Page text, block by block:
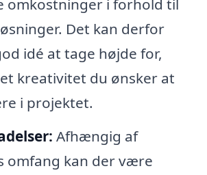
Det kan derfor
idé at tage højde for,
kreativitet du ønsker at
i projektet.
Afhængig af
omfang kan der være